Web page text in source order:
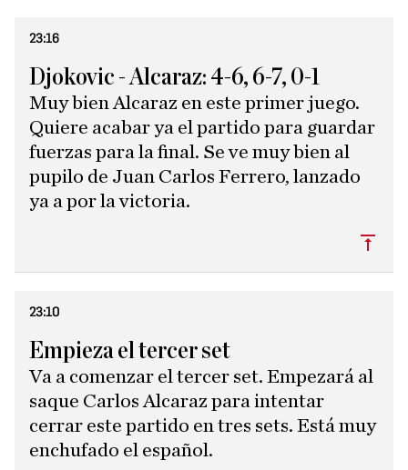
23:16
Djokovic - Alcaraz: 4-6, 6-7, 0-1
Muy bien Alcaraz en este primer juego.
Quiere acabar ya el partido para guardar
fuerzas para la final. Se ve muy bien al
pupilo de Juan Carlos Ferrero, lanzado
ya a por la victoria.
23:10
Empieza el tercer set
Va a comenzar el tercer set. Empezará al
saque Carlos Alcaraz para intentar
cerrar este partido en tres sets. Está muy
enchufado el español.